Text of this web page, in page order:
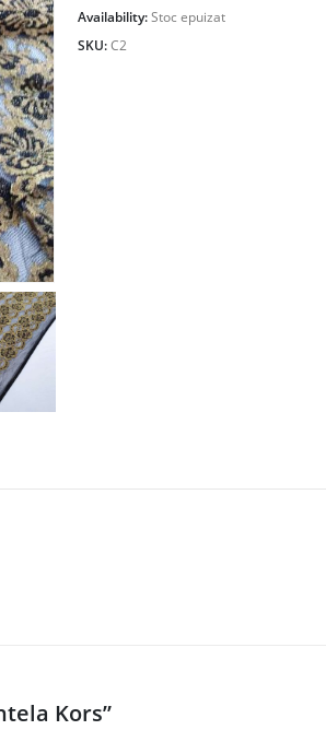
Availability:Stoc epuizat
SKU:C2
Kors”